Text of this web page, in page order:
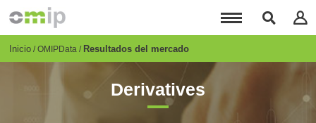
principal
Breadcrumb
Inicio OMIPData Resultados del mercado
Derivatives